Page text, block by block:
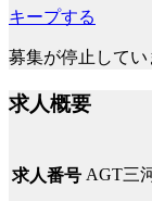
キープする
募集が停止してい
求人概要
求人番号 AGT三